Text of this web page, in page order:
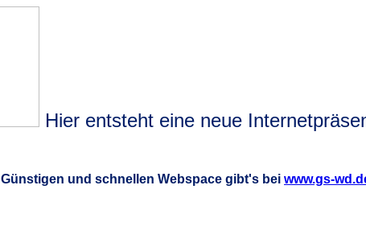
Hier entsteht eine neue
Günstigen und schnellen Webspace gibt's bei www.gs-